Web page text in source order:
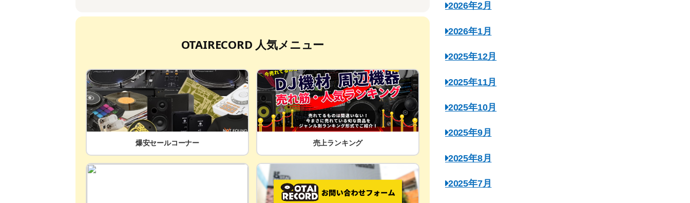
OTAIRECORD 人気メニュー
爆安セールコーナー 売上ランキング
2026年2月
2026年1月
2025年12月
2025年11月
2025年10月
2025年9月
2025年8月
2025年7月